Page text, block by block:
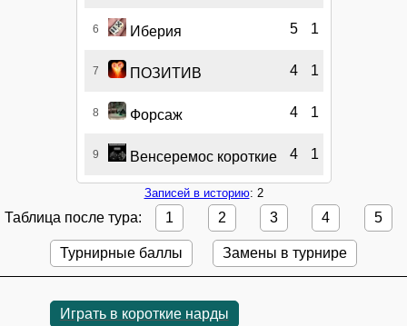
6 Иберия 5 1
7 ПОЗИТИВ 4 1
8 Форсаж 4 1
9 Венсеремос короткие 4 1
Записей в историю: 2
Таблица после тура: 1 2 3 4 5
Турнирные баллы Замены в турнире
Играть в короткие нарды